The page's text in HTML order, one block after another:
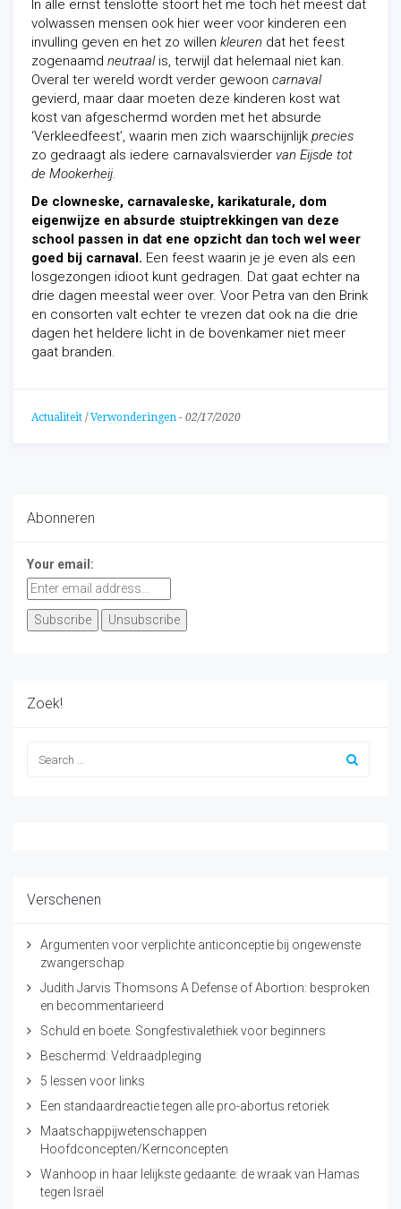
In alle ernst tenslotte stoort het me toch het meest dat
volwassen mensen ook hier weer voor kinderen een
invulling geven en het zo willen kleuren dat het feest
zogenaamd neutraalis, terwijl dat helemaal niet kan.
Overal ter wereld wordt verder gewoon carnaval
gevierd, maar daar moeten deze kinderen kost wat
kost van afgeschermd worden met het absurde
‘Verkleedfeest’, waarin men zich waarschijnlijk precies
zo gedraagt als iedere carnavalsvierder van Eijsde tot
de Mookerheij.
De clowneske, carnavaleske, karikaturale, dom
eigenwijze en absurde stuiptrekkingen van deze
school passen in dat ene opzicht dan toch wel weer
goed bij carnaval. Een feest waarin je je even als een
losgezongen idioot kunt gedragen. Dat gaat echter na
drie dagen meestal weer over. Voor Petra van den Brink
en consorten valt echter te vrezen dat ook na die drie
dagen het heldere licht in de bovenkamer niet meer
gaat branden.
Actualiteit / Verwonderingen - 02/17/2020
Abonneren
Your email:
Zoek!
Verschenen
Argumenten voor verplichte anticonceptie bij ongewenste
zwangerschap
Judith Jarvis Thomsons A Defense of Abortion: besproken
en becommentarieerd
Schuld en boete. Songfestivalethiek voor beginners
Beschermd: Veldraadpleging
5 lessen voor links
Een standaardreactie tegen alle pro-abortus retoriek
Maatschappijwetenschappen
Hoofdconcepten/Kernconcepten
Wanhoop in haar lelijkste gedaante: de wraak van Hamas
tegen Israël